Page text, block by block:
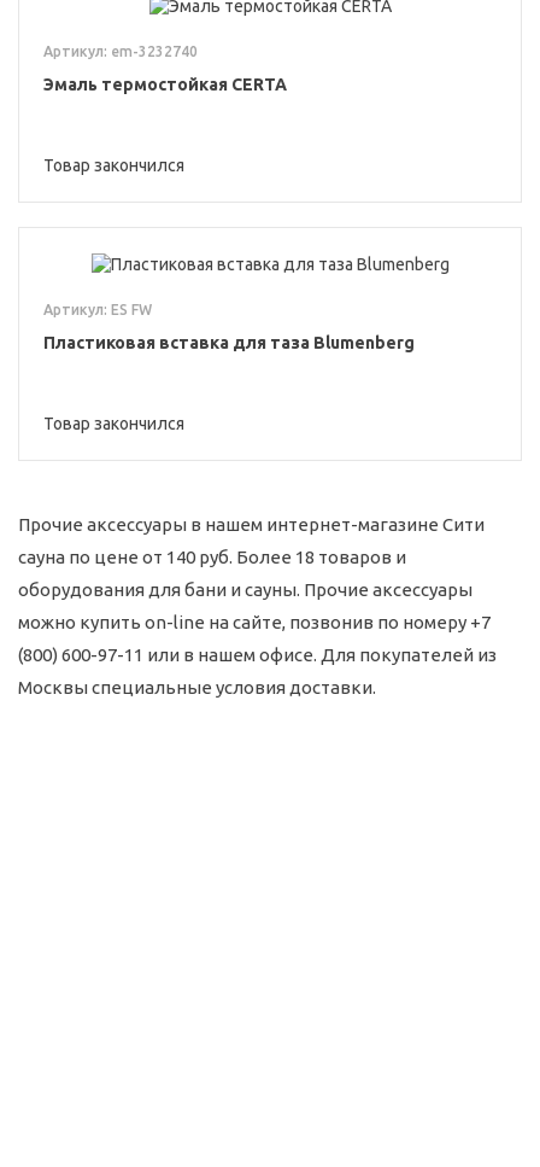
Артикул: em-3232740
Эмаль термостойкая CERTA
Товар закончился
Артикул: ES FW
Пластиковая вставка для таза Blumenberg
Товар закончился
Прочие аксессуары в нашем интернет-магазине Сити
сауна по цене от 140 руб. Более 18 товаров и
оборудования для бани и сауны. Прочие аксессуары
можно купить on-line на сайте, позвонив по номеру +7
(800) 600-97-11 или в нашем офисе. Для покупателей из
Москвы специальные условия доставки.